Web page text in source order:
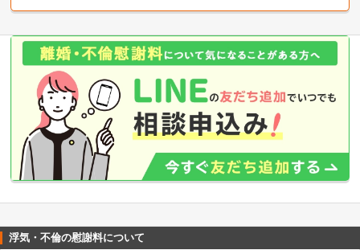
浮気・不倫の慰謝料について